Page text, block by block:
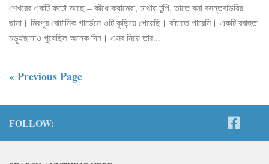
শেখরের একটি ফটো আছে – কাঁধে ক্যামেরা, মাথায় টুপি, তাতে বসা বসন্তবাউরির
ছানা। মিরপুর বোটানিক গার্ডেনে ওটি কুড়িয়ে পেয়েছি। বাঁচাতে পারেনি। একটি রবাহুত
চড়ূইছানাও পুষেছিল অনেক দিন। এসব নিয়ে তার...
« Previous Page
FOLLOW: